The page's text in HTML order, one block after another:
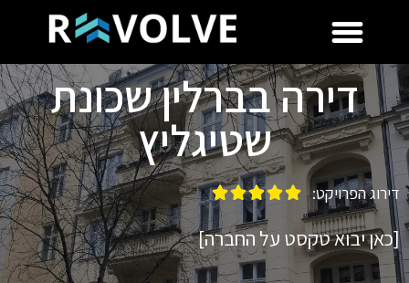
דירה בברלין שכונת
שטיגליץ
דירוג הפרויקט: 




[כאן יבוא טקסט על החברה]